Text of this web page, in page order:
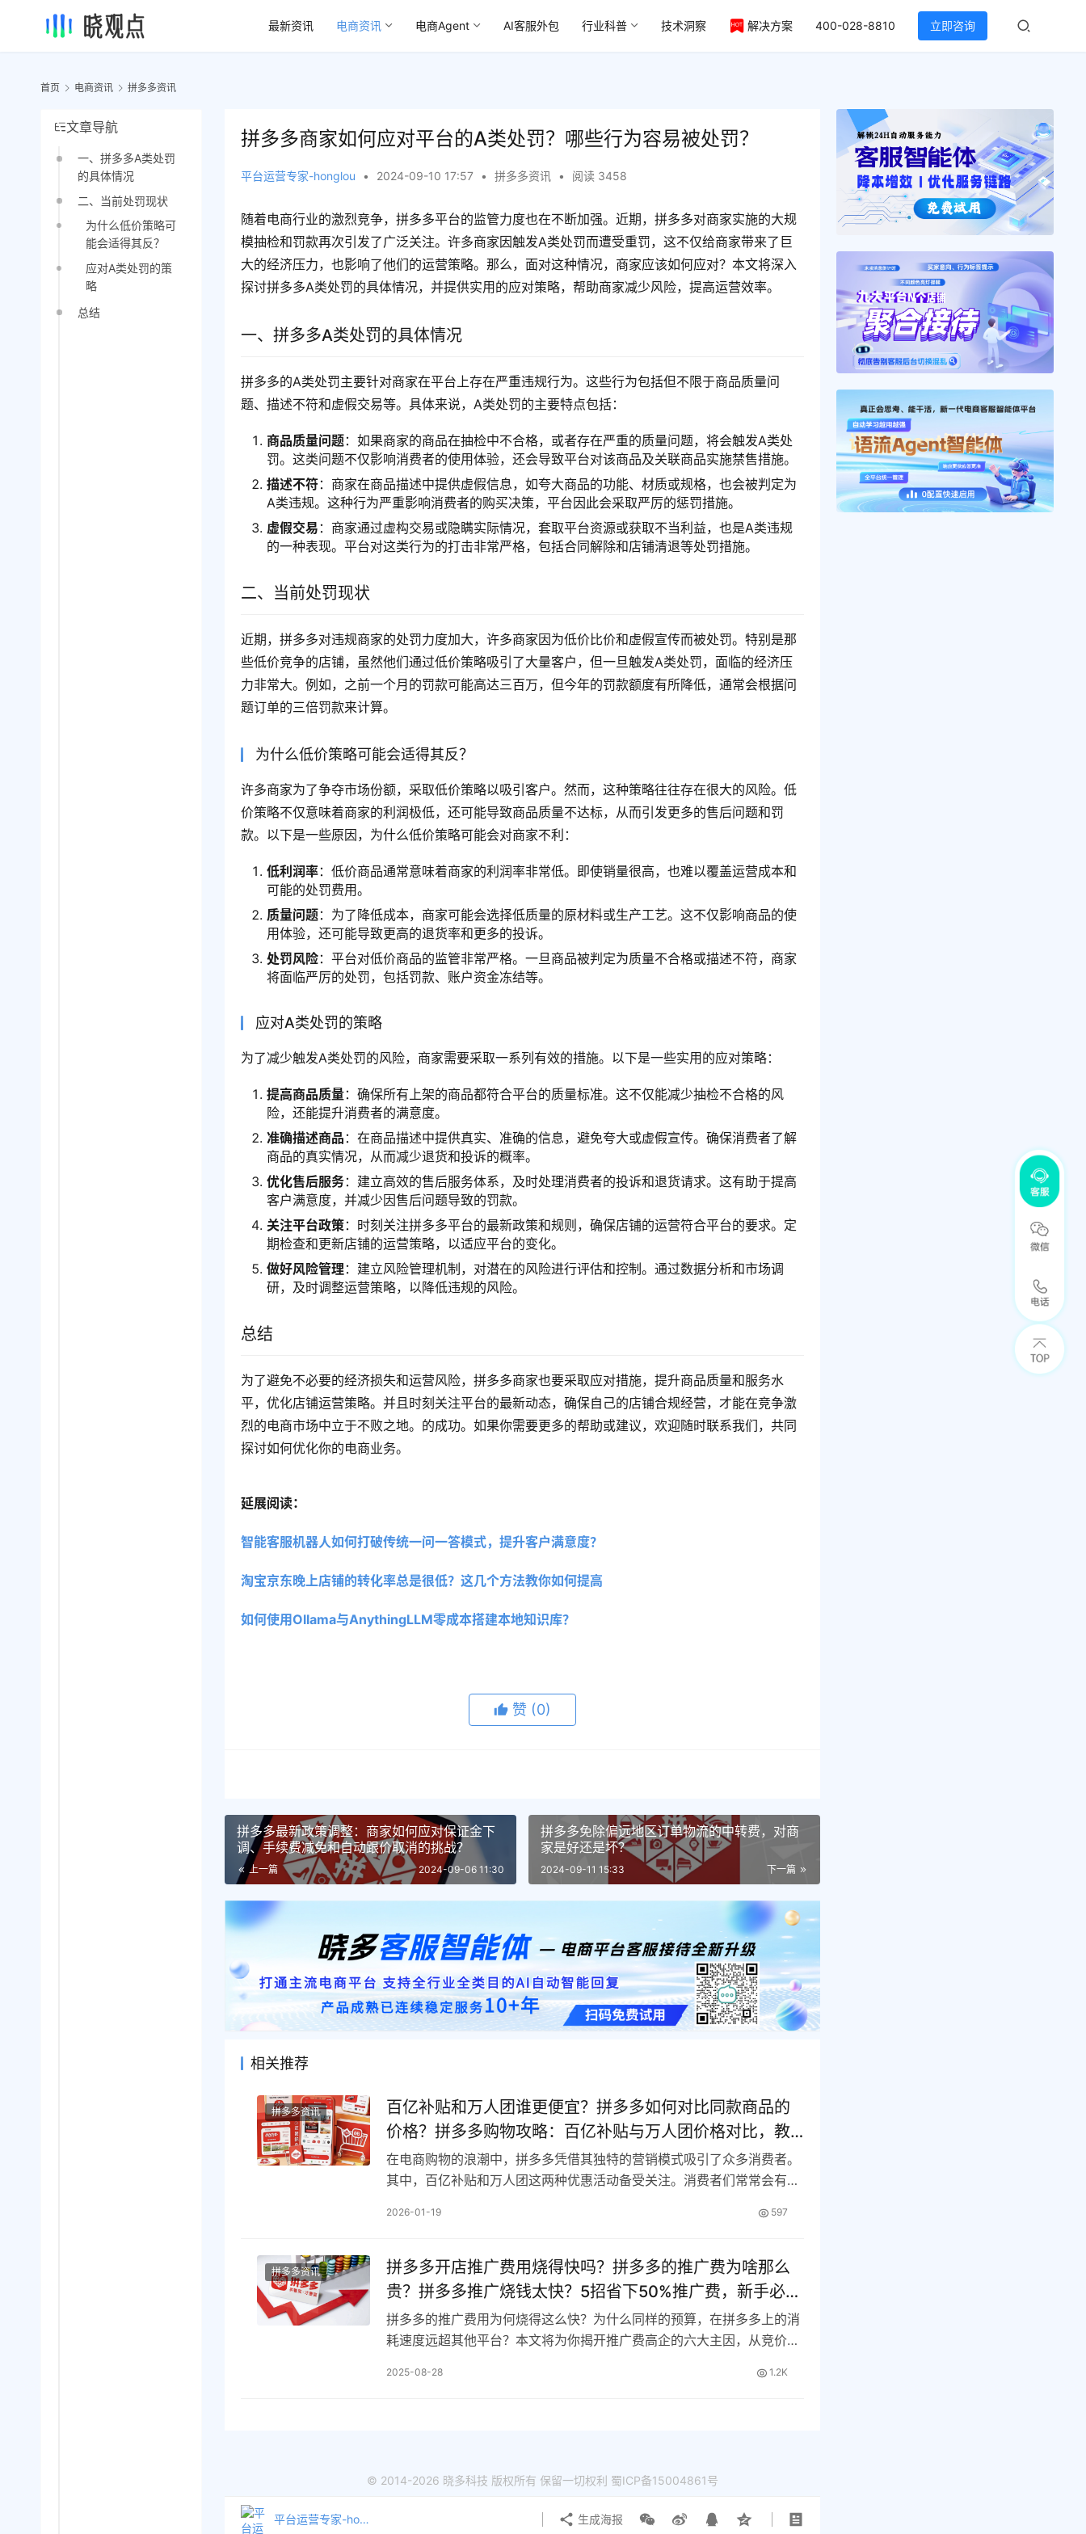
最新资讯 电商资讯 电商Agent AI客服外包 行业科普 技术洞察 解决方案 400-028-8810 立即咨询
首页 电商资讯 拼多多资讯
文章导航
一、拼多多A类处罚
的具体情况
二、当前处罚现状
为什么低价策略可
能会适得其反？
应对A类处罚的策
略
总结
拼多多商家如何应对平台的A类处罚？哪些行为容易被处罚？
平台运营专家-honglou • 2024-09-10 17:57 • 拼多多资讯 • 阅读 3458
随着电商行业的激烈竞争，拼多多平台的监管力度也在不断加强。近期，拼多多对商家实施的大规
模抽检和罚款再次引发了广泛关注。许多商家因触发A类处罚而遭受重罚，这不仅给商家带来了巨
大的经济压力，也影响了他们的运营策略。那么，面对这种情况，商家应该如何应对？本文将深入
探讨拼多多A类处罚的具体情况，并提供实用的应对策略，帮助商家减少风险，提高运营效率。
一、拼多多A类处罚的具体情况
拼多多的A类处罚主要针对商家在平台上存在严重违规行为。这些行为包括但不限于商品质量问
题、描述不符和虚假交易等。具体来说，A类处罚的主要特点包括：
商品质量问题：如果商家的商品在抽检中不合格，或者存在严重的质量问题，将会触发A类处
罚。这类问题不仅影响消费者的使用体验，还会导致平台对该商品及关联商品实施禁售措施。
描述不符：商家在商品描述中提供虚假信息，如夸大商品的功能、材质或规格，也会被判定为
A类违规。这种行为严重影响消费者的购买决策，平台因此会采取严厉的惩罚措施。
虚假交易 ：商家通过虚构交易或隐瞒实际情况，套取平台资源或获取不当利益，也是A类违规
的一种表现。平台对这类行为的打击非常严格，包括合同解除和店铺清退等处罚措施。
二、当前处罚现状
近期，拼多多对违规商家的处罚力度加大，许多商家因为低价比价和虚假宣传而被处罚。特别是那
些低价竞争的店铺，虽然他们通过低价策略吸引了大量客户，但一旦触发A类处罚，面临的经济压
力非常大。例如，之前一个月的罚款可能高达三百万，但今年的罚款额度有所降低，通常会根据问
题订单的三倍罚款来计算。
为什么低价策略可能会适得其反？
许多商家为了争夺市场份额，采取低价策略以吸引客户。然而，这种策略往往存在很大的风险。低
价策略不仅意味着商家的利润极低，还可能导致商品质量不达标，从而引发更多的售后问题和罚
款。以下是一些原因，为什么低价策略可能会对商家不利：
低利润率：低价商品通常意味着商家的利润率非常低。即使销量很高，也难以覆盖运营成本和
可能的处罚费用。
质量问题：为了降低成本，商家可能会选择低质量的原材料或生产工艺。这不仅影响商品的使
用体验，还可能导致更高的退货率和更多的投诉。
处罚风险：平台对低价商品的监管非常严格。一旦商品被判定为质量不合格或描述不符，商家
将面临严厉的处罚，包括罚款、账户资金冻结等。
应对A类处罚的策略
为了减少触发A类处罚的风险，商家需要采取一系列有效的措施。以下是一些实用的应对策略：
提高商品质量：确保所有上架的商品都符合平台的质量标准。这不仅能减少抽检不合格的风
险，还能提升消费者的满意度。
准确描述商品 ：在商品描述中提供真实、准确的信息，避免夸大或虚假宣传。确保消费者了解
商品的真实情况，从而减少退货和投诉的概率。
优化售后服务：建立高效的售后服务体系，及时处理消费者的投诉和退货请求。这有助于提高
客户满意度，并减少因售后问题导致的罚款。
关注平台政策：时刻关注拼多多平台的最新政策和规则，确保店铺的运营符合平台的要求。定
期检查和更新店铺的运营策略，以适应平台的变化。
做好风险管理 ：建立风险管理机制，对潜在的风险进行评估和控制。通过数据分析和市场调
研，及时调整运营策略，以降低违规的风险。
总结
为了避免不必要的经济损失和运营风险，拼多多商家也要采取应对措施，提升商品质量和服务水
平，优化店铺运营策略。并且时刻关注平台的最新动态，确保自己的店铺合规经营，才能在竞争激
烈的电商市场中立于不败之地。的成功。如果你需要更多的帮助或建议，欢迎随时联系我们，共同
探讨如何优化你的电商业务。
延展阅读：
智能客服机器人如何打破传统一问一答模式，提升客户满意度？
淘宝京东晚上店铺的转化率总是很低？这几个方法教你如何提高
如何使用Ollama与AnythingLLM零成本搭建本地知识库？
赞 (0)
平台运营专家-honglou 生成海报
拼多多最新政策调整：商家如何应对保证金下
调、手续费减免和自动跟价取消的挑战？
上一篇 2024-09-06 11:30
拼多多免除偏远地区订单物流的中转费，对商
家是好还是坏？
下一篇
2024-09-11 15:33
相关推荐
拼多多资讯
百亿补贴和万人团谁更便宜？拼多多如何对比同款商品的
价格？拼多多购物攻略：百亿补贴与万人团价格对比，教
你选最划算的！
在电商购物的浪潮中，拼多多凭借其独特的营销模式吸引了众多消费者。
其中，百亿补贴和万人团这两种优惠活动备受关注。消费者们常常会有这
2026-01-19 597
拼多多资讯
拼多多开店推广费用烧得快吗？拼多多的推广费为啥那么
贵？拼多多推广烧钱太快？5招省下50%推广费，新手必看
避坑指南！
拼多多的推广费用为何烧得这么快？为什么同样的预算，在拼多多上的消
耗速度远超其他平台？本文将为你揭开推广费高企的六大主因，从竞价机
2025-08-28 1.2K
© 2014-2026 晓多科技 版权所有 保留一切权利 蜀ICP备15004861号